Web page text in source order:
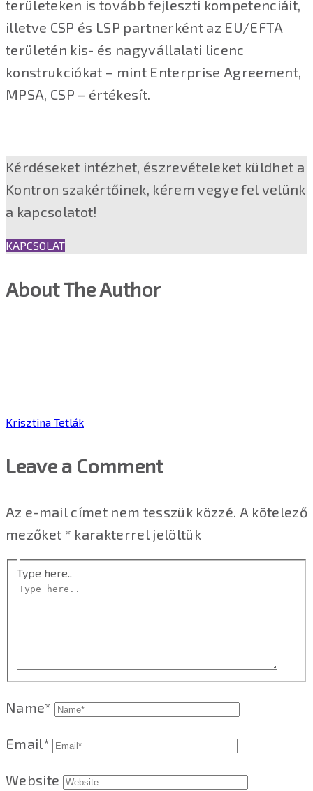
területeken is tovább fejleszti kompetenciáit,
illetve CSP és LSP partnerként az EU/EFTA
területén kis- és nagyvállalati licenc
konstrukciókat – mint Enterprise Agreement,
MPSA, CSP – értékesít.
Kérdéseket intézhet, észrevételeket küldhet a
Kontron szakértőinek, kérem vegye fel velünk
a kapcsolatot!
KAPCSOLAT
About The Author
Krisztina Tetlák
Leave a Comment
Az e-mail címet nem tesszük közzé. A kötelező
mezőket * karakterrel jelöltük
Type here..
Name*
Email*
Website